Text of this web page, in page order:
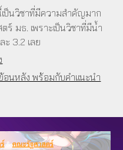
ป็นวิชาที่มีความสำคัญมาก
มธ. เพราะเป็นวิชาที่มีน้ำ
ะ 3.2 เลย
อนหลัง พร้อมกับคำแนะนำ